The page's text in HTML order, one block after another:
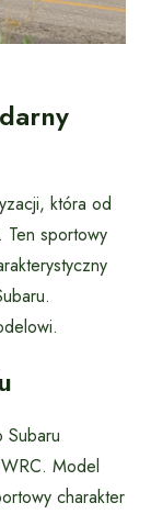
która od
Ten sportowy
Subaru
Model
charakter